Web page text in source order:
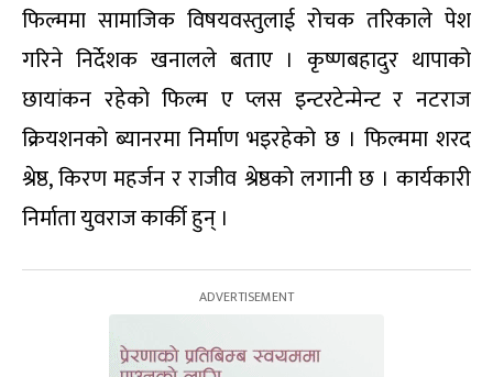
फिल्ममा सामाजिक विषयवस्तुलाई रोचक तरिकाले पेश
गरिने निर्देशक खनालले बताए । कृष्णबहादुर थापाको
छायांकन रहेको फिल्म ए प्लस इन्टरटेन्मेन्ट र नटराज
क्रियशनको ब्यानरमा निर्माण भइरहेको छ । फिल्ममा शरद
श्रेष्ठ, किरण महर्जन र राजीव श्रेष्ठको लगानी छ । कार्यकारी
निर्माता युवराज कार्की हुन् ।